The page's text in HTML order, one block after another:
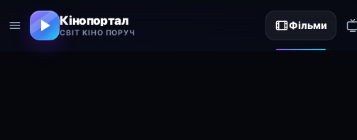
Кінопортал
СВІТ КІНО ПОРУЧ
Фільми